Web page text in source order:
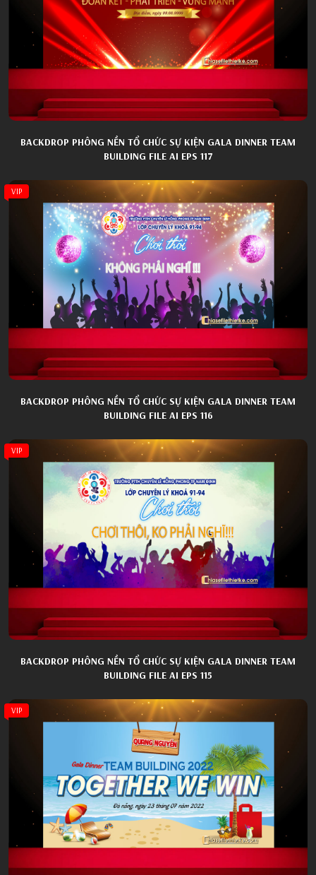
BACKDROP PHÔNG NỀN TỔ CHỨC SỰ KIỆN GALA DINNER TEAM
BUILDING FILE AI EPS 117
VIP
BACKDROP PHÔNG NỀN TỔ CHỨC SỰ KIỆN GALA DINNER TEAM
BUILDING FILE AI EPS 116
VIP
BACKDROP PHÔNG NỀN TỔ CHỨC SỰ KIỆN GALA DINNER TEAM
BUILDING FILE AI EPS 115
VIP